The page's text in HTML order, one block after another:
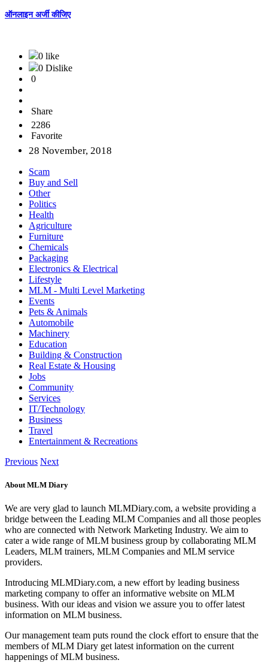
ऑनलाइन अर्जी कीजिए
0 like
0 Dislike
0
Share
2286
Favorite
28 November, 2018
Scam
Buy and Sell
Other
Politics
Health
Agriculture
Furniture
Chemicals
Packaging
Electronics & Electrical
Lifestyle
MLM - Multi Level Marketing
Events
Pets & Animals
Automobile
Machinery
Education
Building & Construction
Real Estate & Housing
Jobs
Community
Services
IT/Technology
Business
Travel
Entertainment & Recreations
Previous Next
About MLM Diary
We are very glad to launch MLMDiary.com, a website providing a
bridge between the Leading MLM Companies and all those peoples
who are connected with Network Marketing Industry. We aim to
cater a wide range of MLM business group by collaborating MLM
Leaders, MLM trainers, MLM Companies and MLM service
providers.
Introducing MLMDiary.com, a new effort by leading business
marketing company to offer an informative website on MLM
business. With our ideas and vision we assure you to offer latest
information on MLM business.
Our management team puts round the clock effort to ensure that the
members of MLM Diary get latest information on the current
happenings of MLM business.